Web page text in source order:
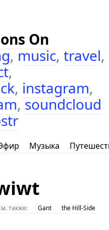
On
,music,travel,
,
, instagram,
,soundcloud
Музыка
также: Gant the Hill-Side